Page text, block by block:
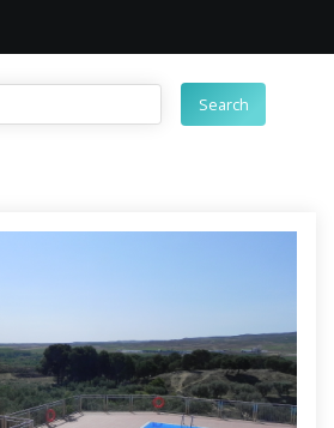
Search